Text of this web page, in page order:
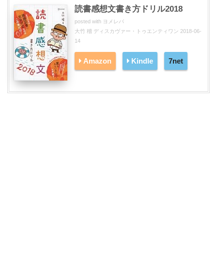
読書感想文書き方ドリル2018
posted with ヨメレバ
大竹 稽 ディスカヴァー・トゥエンティワン 2018-06-
14
Amazon Kindle 7net